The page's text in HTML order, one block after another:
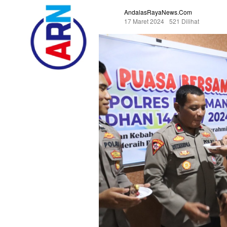
AndalasRayaNews.com
17 Maret 2024 521 Dilihat